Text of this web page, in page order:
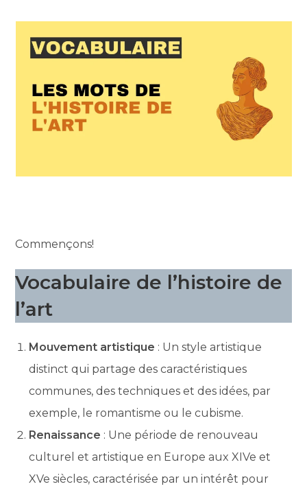
Commençons!
Vocabulaire de l’histoire de
l’art
Mouvement artistique : Un style artistique
distinct qui partage des caractéristiques
communes, des techniques et des idées, par
exemple, le romantisme ou le cubisme.
Renaissance : Une période de renouveau
culturel et artistique en Europe aux XIVe et
XVe siècles, caractérisée par un intérêt pour